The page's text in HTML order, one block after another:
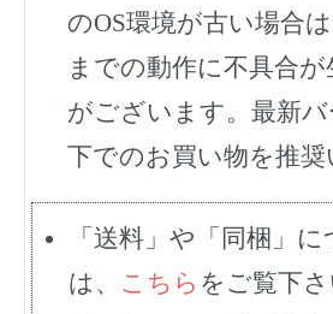
のOS環境が古い場合
までの動作に不具合
がございます。最新
下でのお買い物を推奨
「送料」や「同梱」
は、 こちら をご覧下さ